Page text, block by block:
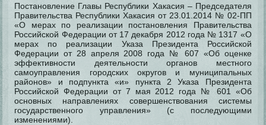
Постановление Главы Республики Хакасия – Председателя
Правительства Республики Хакасия от 23.01.2014 № 02-ПП
«О мерах по реализации постановления Правительства
Российской Федерации от 17 декабря 2012 года № 1317 «О
мерах по реализации Указа Президента Российской
Федерации от 28 апреля 2008 года № 607 «Об оценке
эффективности деятельности органов местного
самоуправления городских округов и муниципальных
районов» и подпункта «и» пункта 2 Указа Президента
Российской Федерации от 7 мая 2012 года № 601 «Об
основных направлениях совершенствования системы
государственного управления» (с последующими
изменениями).